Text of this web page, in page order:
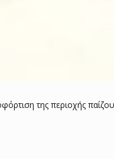
της περιοχής